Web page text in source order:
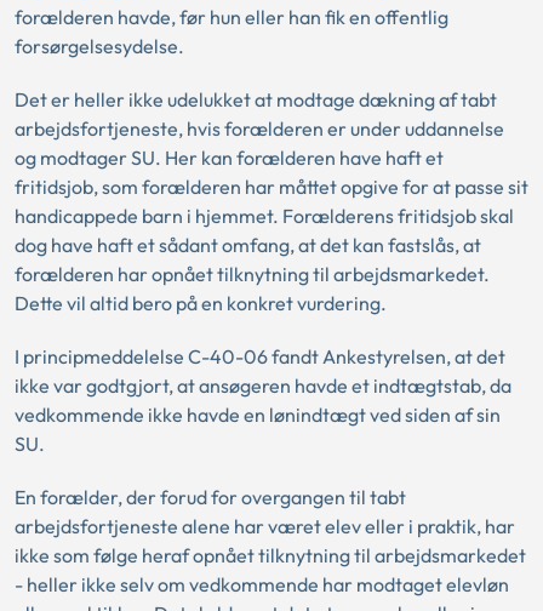
forælderen havde, før hun eller han fik en offentlig
forsørgelsesydelse.
Det er heller ikke udelukket at modtage dækning af tabt
arbejdsfortjeneste, hvis forælderen er under uddannelse
og modtager SU. Her kan forælderen have haft et
fritidsjob, som forælderen har måttet opgive for at passe sit
handicappede barn i hjemmet. Forælderens fritidsjob skal
dog have haft et sådant omfang, at det kan fastslås, at
forælderen har opnået tilknytning til arbejdsmarkedet.
Dette vil altid bero på en konkret vurdering.
I principmeddelelse C-40-06 fandt Ankestyrelsen, at det
ikke var godtgjort, at ansøgeren havde et indtægtstab, da
vedkommende ikke havde en lønindtægt ved siden af sin
SU.
En forælder, der forud for overgangen til tabt
arbejdsfortjeneste alene har været elev eller i praktik, har
ikke som følge heraf opnået tilknytning til arbejdsmarkedet
- heller ikke selv om vedkommende har modtaget elevløn